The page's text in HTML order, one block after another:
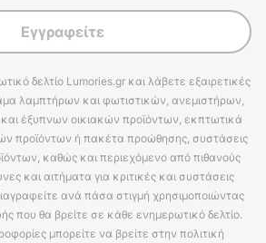
Εγγραφείτε
δελτίο Lumories.gr και λάβετε εξαιρετικές
λαμπτήρων και φωτιστικών, ανεμιστήρων,
έξυπνων οικιακών προϊόντων, εκπτωτικά
προϊόντων ή πακέτα προώθησης, συστάσεις
καθώς και περιεχόμενο από πιθανούς
και αιτήματα για κριτικές και συστάσεις
ανά πάσα στιγμή χρησιμοποιώντας
που θα βρείτε σε κάθε ενημερωτικό δελτίο.
μπορείτε να βρείτε στην πολιτική